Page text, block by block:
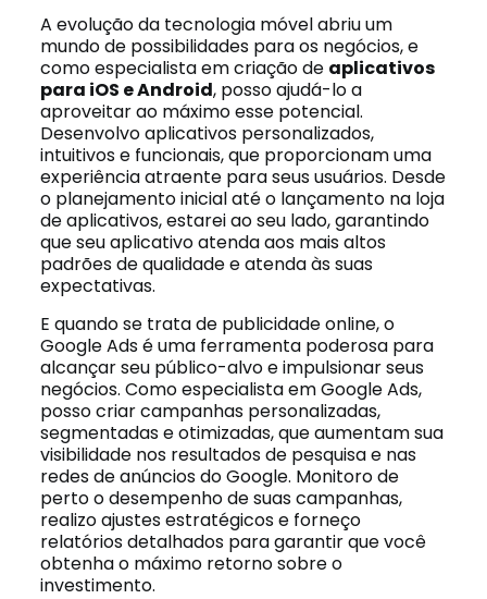
A evolução da tecnologia móvel abriu um
mundo de possibilidades para os negócios, e
como especialista em criação de aplicativos
para iOS e Android, posso ajudá-lo a
aproveitar ao máximo esse potencial.
Desenvolvo aplicativos personalizados,
intuitivos e funcionais, que proporcionam uma
experiência atraente para seus usuários. Desde
o planejamento inicial até o lançamento na loja
de aplicativos, estarei ao seu lado, garantindo
que seu aplicativo atenda aos mais altos
padrões de qualidade e atenda às suas
expectativas.
E quando se trata de publicidade online, o
Google Ads é uma ferramenta poderosa para
alcançar seu público-alvo e impulsionar seus
negócios. Como especialista em Google Ads,
posso criar campanhas personalizadas,
segmentadas e otimizadas, que aumentam sua
visibilidade nos resultados de pesquisa e nas
redes de anúncios do Google. Monitoro de
perto o desempenho de suas campanhas,
realizo ajustes estratégicos e forneço
relatórios detalhados para garantir que você
obtenha o máximo retorno sobre o
investimento.